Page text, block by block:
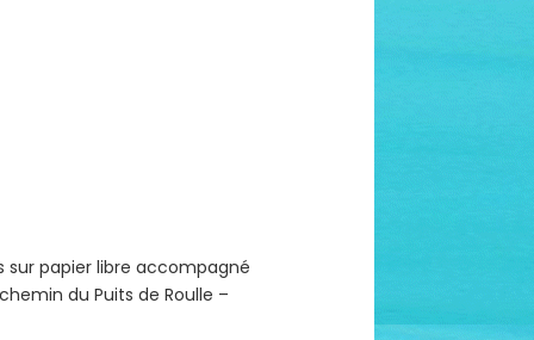
papier libre accompagné
du Puits de Roulle –